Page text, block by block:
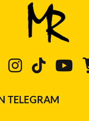
TELEGRAM